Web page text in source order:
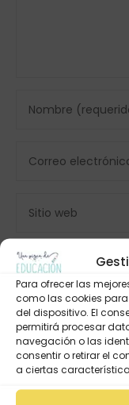
Para ofrecer las
como las cookies
del dispositivo. El
permitirá procesar
navegación o las
consentir o retirar el
a ciertas